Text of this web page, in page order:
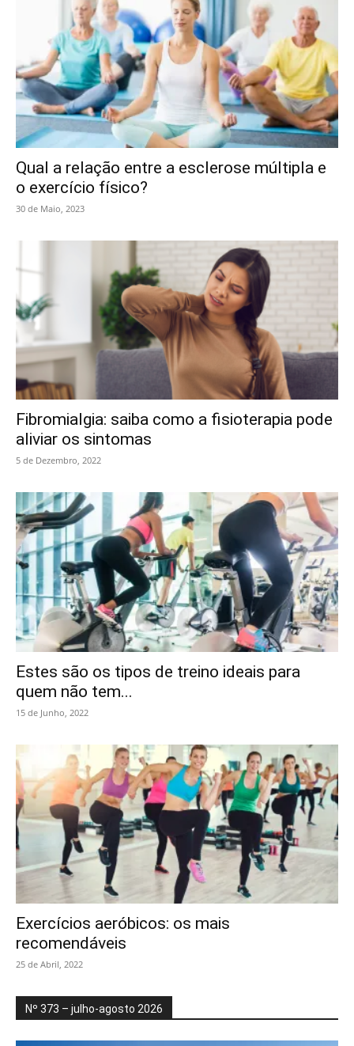
Qual a relação entre a esclerose múltipla e
o exercício físico?
30 de Maio, 2023
Fibromialgia: saiba como a fisioterapia pode
aliviar os sintomas
5 de Dezembro, 2022
Estes são os tipos de treino ideais para
quem não tem...
15 de Junho, 2022
Exercícios aeróbicos: os mais
recomendáveis
25 de Abril, 2022
Nº 373 – julho-agosto 2026